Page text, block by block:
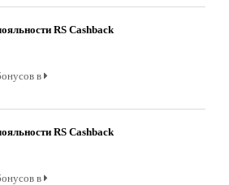
RS Cashback
в
RS Cashback
в